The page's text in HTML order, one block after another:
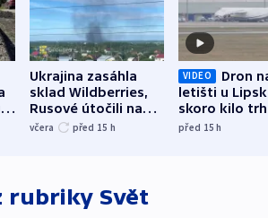
Ukrajina zasáhla
sklad Wildberries,
Rusové útočili na
trh, hasiče či
včera před 15 h
VIDEO
Dron
letišti u
skoro kilo
indicie
před 15h
rubriky Svět